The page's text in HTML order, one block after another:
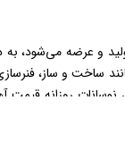
و عرضه می‌شود، به
ساخت ‌و ساز،
روزانه قیمت